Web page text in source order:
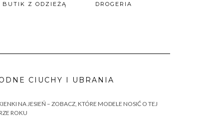
BUTIK Z ODZIEŻĄ DROGERIA
CIUCHY I UBRANIA
NA JESIEŃ – ZOBACZ, KTÓRE MODELE NOSIĆ O TEJ
ROKU